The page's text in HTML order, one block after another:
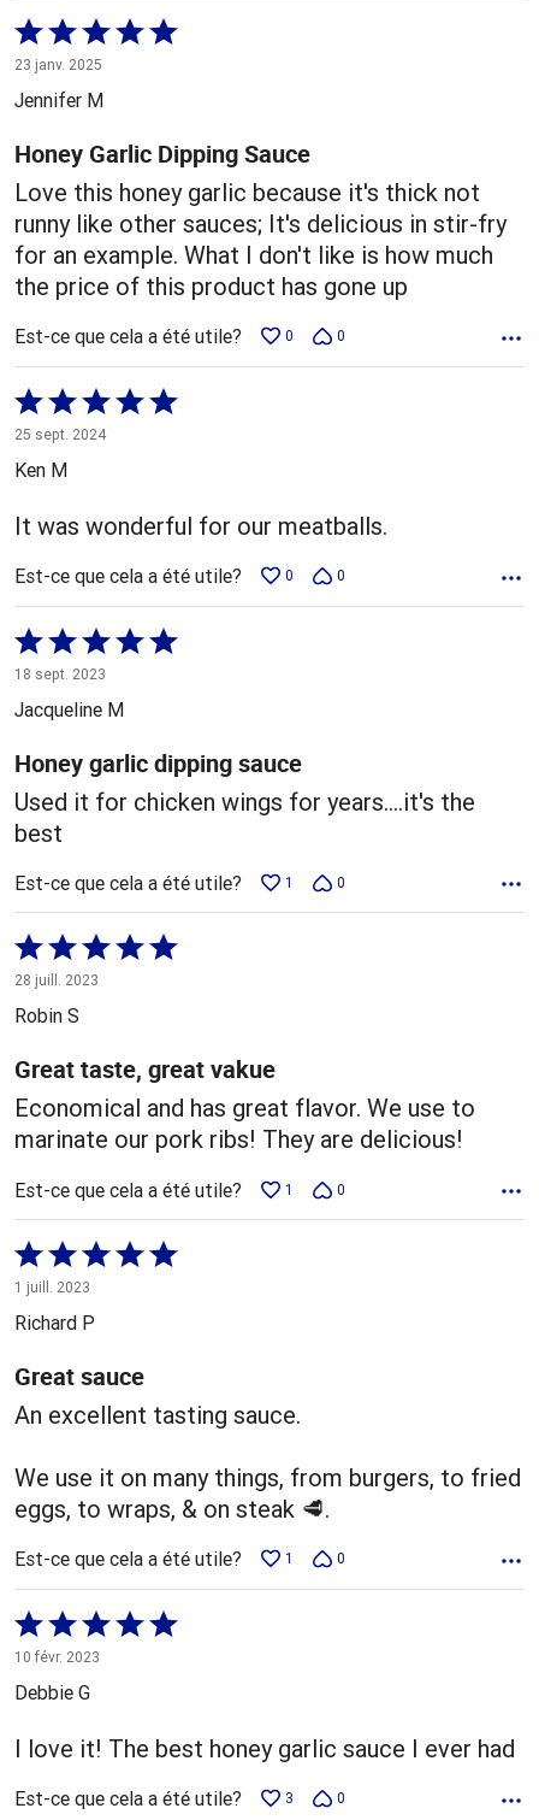
Coté
5 sur
5
23 janv. 2025
Jennifer M
Honey Garlic Dipping Sauce
Love this honey garlic because it's thick not
runny like other sauces; It's delicious in stir-fry
for an example. What I don't like is how much
the price of this product has gone up
Est-ce que cela a été utile? 0 0
Coté
5 sur
5
25 sept. 2024
Ken M
It was wonderful for our meatballs.
Est-ce que cela a été utile? 0 0
Coté
5 sur
5
18 sept. 2023
Jacqueline M
Honey garlic dipping sauce
Used it for chicken wings for years....it's the
best
Est-ce que cela a été utile? 1 0
Coté
5 sur
5
28 juill. 2023
Robin S
Great taste, great vakue
Economical and has great flavor. We use to
marinate our pork ribs! They are delicious!
Est-ce que cela a été utile? 1 0
Coté
5 sur
5
1 juill. 2023
Richard P
Great sauce
An excellent tasting sauce.
We use it on many things, from burgers, to fried
eggs, to wraps, & on steak 🥩.
Est-ce que cela a été utile? 1 0
Coté
5 sur
5
10 févr. 2023
Debbie G
I love it! The best honey garlic sauce I ever had
Est-ce que cela a été utile? 3 0